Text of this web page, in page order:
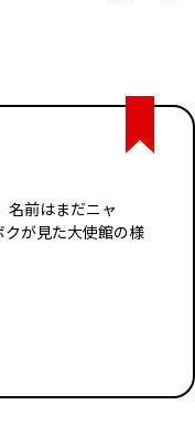
名前はまだニャ
が見た大使館の様